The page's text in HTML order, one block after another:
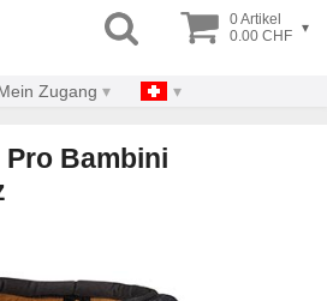
0 Artikel
0.00 CHF ▾
Zugang
Pro Bambini